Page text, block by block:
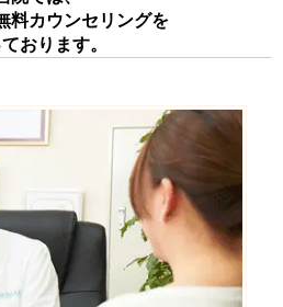
料カウンセリングを
おります。